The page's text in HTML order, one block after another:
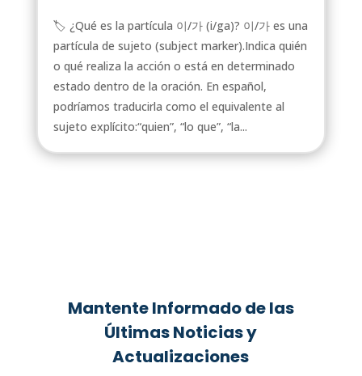
🏷️ ¿Qué es la partícula 이/가 (i/ga)? 이/가 es una
partícula de sujeto (subject marker).Indica quién
o qué realiza la acción o está en determinado
estado dentro de la oración. En español,
podríamos traducirla como el equivalente al
sujeto explícito:“quien”, “lo que”, “la...
Mantente Informado de las
Últimas Noticias y
Actualizaciones